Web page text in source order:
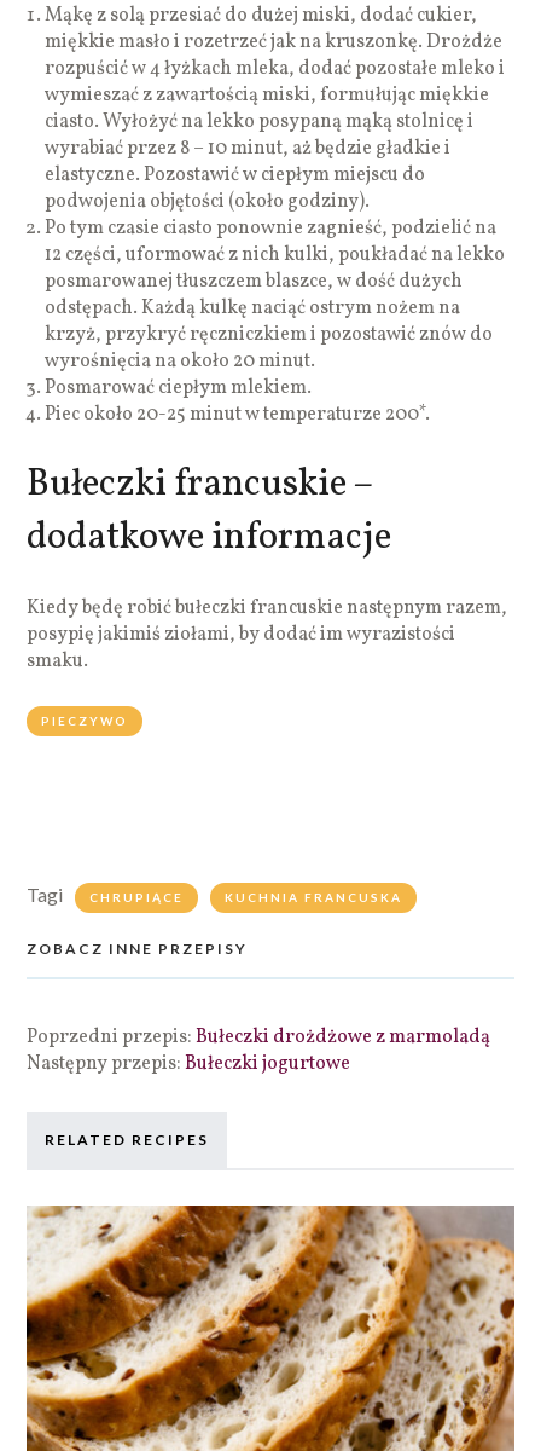
Mąkę z solą przesiać do dużej miski, dodać cukier,
miękkie masło i rozetrzeć jak na kruszonkę. Drożdże
rozpuścić w 4 łyżkach mleka, dodać pozostałe mleko i
wymieszać z zawartością miski, formułując miękkie
ciasto. Wyłożyć na lekko posypaną mąką stolnicę i
wyrabiać przez 8 – 10 minut, aż będzie gładkie i
elastyczne. Pozostawić w ciepłym miejscu do
podwojenia objętości (około godziny).
Po tym czasie ciasto ponownie zagnieść, podzielić na
12 części, uformować z nich kulki, poukładać na lekko
posmarowanej tłuszczem blaszce, w dość dużych
odstępach. Każdą kulkę naciąć ostrym nożem na
krzyż, przykryć ręczniczkiem i pozostawić znów do
wyrośnięcia na około 20 minut.
Posmarować ciepłym mlekiem.
Piec około 20-25 minut w temperaturze 200*.
Bułeczki francuskie –
dodatkowe informacje
Kiedy będę robić bułeczki francuskie następnym razem,
posypię jakimiś ziołami, by dodać im wyrazistości
smaku.
PIECZYWO
Tagi CHRUPIĄCE KUCHNIA FRANCUSKA
ZOBACZ INNE PRZEPISY
Poprzedni przepis:Bułeczki drożdżowe z marmoladą
Następny przepis:Bułeczki jogurtowe
RELATED RECIPES